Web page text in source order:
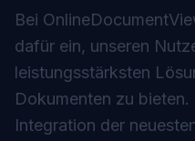
Bei
dafür ein, unseren
leistungsstärksten
Dokumenten zu
Integration der